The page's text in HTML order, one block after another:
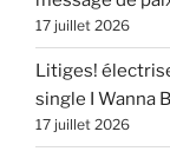
17 juillet 2026
Litiges!
single I Wanna
17 juillet 2026